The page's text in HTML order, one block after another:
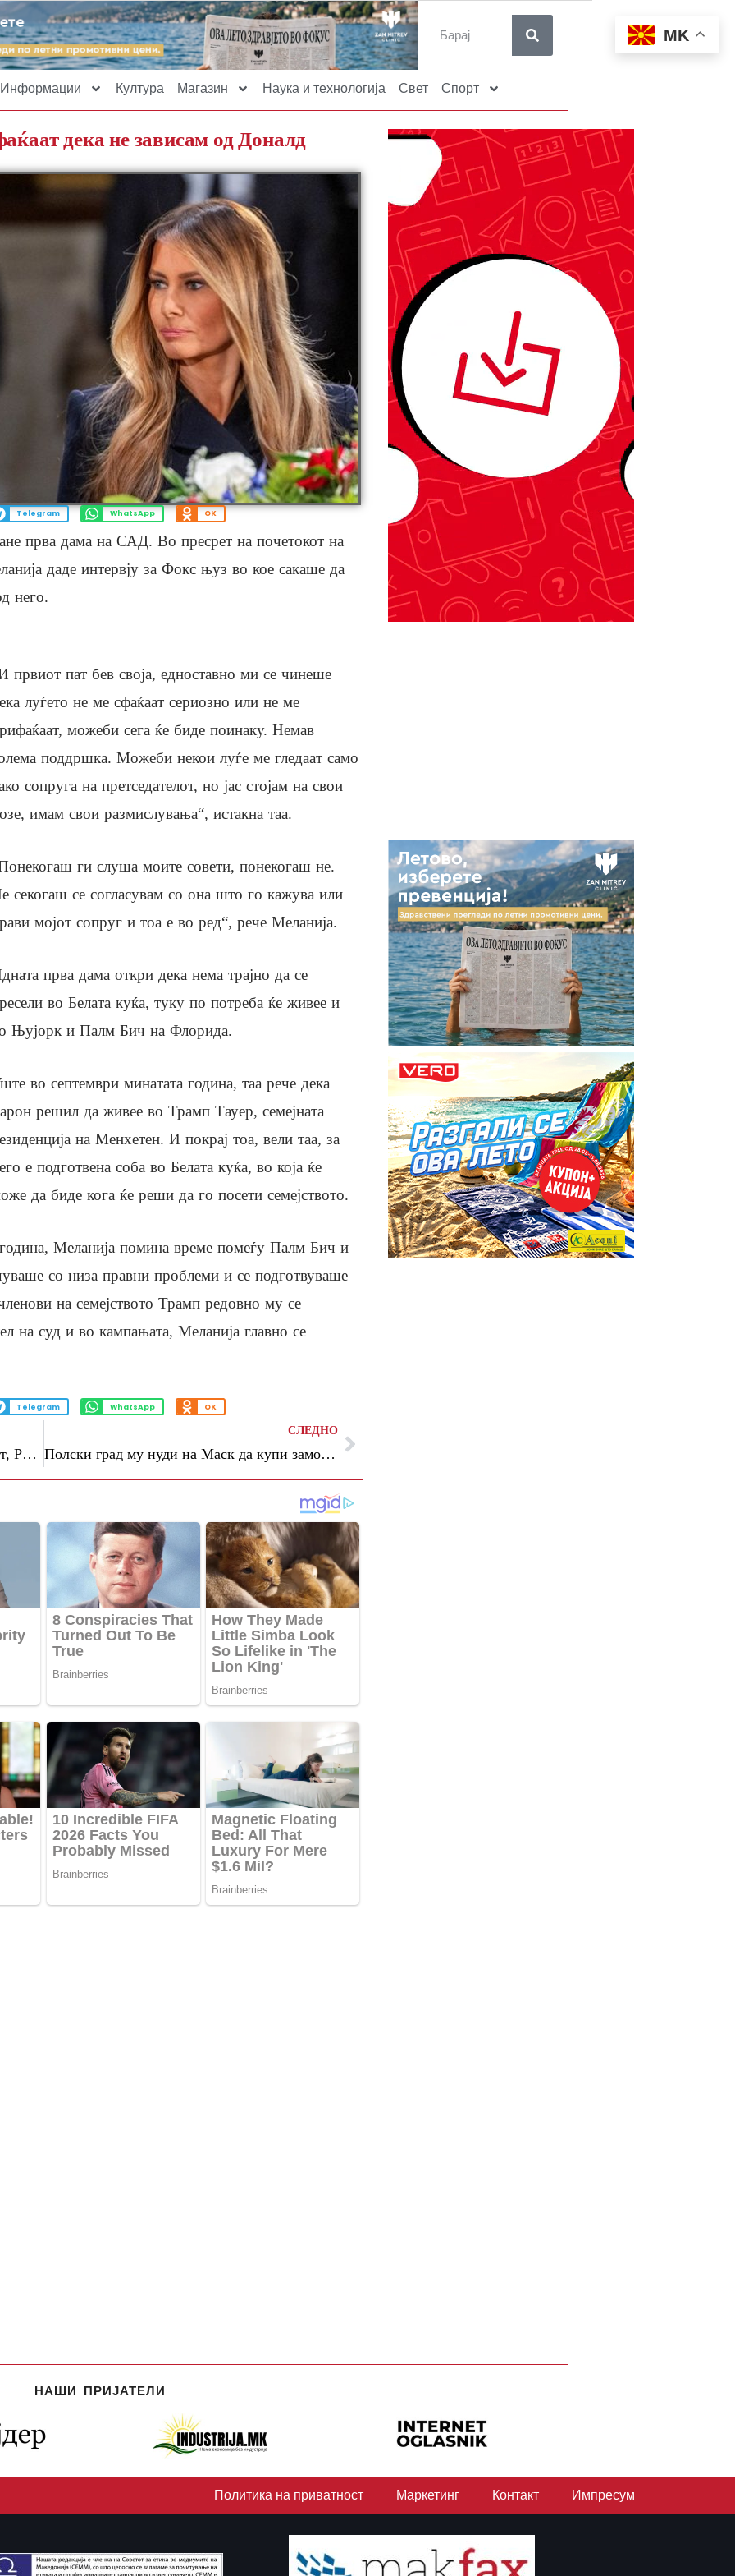
Информации Култура Магазин Наука и технологија Свет Спорт
дека не зависам од Доналд
Telegram WhatsApp OK
прва дама на САД. Во пресрет на почетокот на
даде интервју за Фокс њуз во кое сакаше да
него.
првиот пат бев своја, едноставно ми се чинеше
луѓето не ме сфаќаат сериозно или не ме
можеби сега ќе биде поинаку. Немав
поддршка. Можеби некои луѓе ме гледаат само
сопруга на претседателот, но јас стојам на свои
имам свои размислувања“, истакна таа.
ги слуша моите совети, понекогаш не.
секогаш се согласувам со она што го кажува или
мојот сопруг и тоа е во ред“, рече Меланија.
прва дама откри дека нема трајно да се
во Белата куќа, туку по потреба ќе живее и
Њујорк и Палм Бич на Флорида.
во септември минатата година, таа рече дека
решил да живее во Трамп Тауер, семејната
на Менхетен. И покрај тоа, вели таа, за
е подготвена соба во Белата куќа, во која ќе
да биде кога ќе реши да го посети семејството.
Меланија помина време помеѓу Палм Бич и
со низа правни проблеми и се подготвуваше
на семејството Трамп редовно му се
на суд и во кампањата, Меланија главно се
Telegram WhatsApp OK
Чешкиот премиер: Ова е клучен момент, Русија веќе не може да не уценува
СЛЕДНО
Полски град му нуди на Маск да купи замок од 13 век за да му биде европско седиште
НАШИ ПРИЈАТЕЛИ
Политика на приватност Маркетинг Контакт Импресум
MK